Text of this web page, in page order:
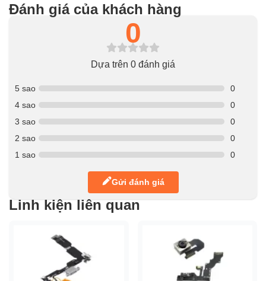
Đánh giá của khách hàng
0
Dựa trên 0 đánh giá
5 sao
0
4 sao
0
3 sao
0
2 sao
0
1 sao
0
Gửi đánh giá
Linh kiện liên quan